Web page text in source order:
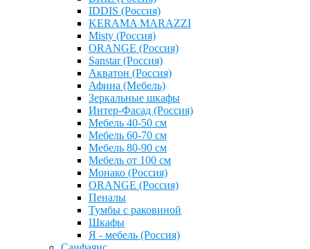
IDDIS (Россия)
KERAMA MARAZZI
Misty (Россия)
ОRANGE (Россия)
Sanstar (Россия)
Акватон (Россия)
Афина (Мебель)
Зеркальные шкафы
Интер-Фасад (Россия)
Мебель 40-50 см
Мебель 60-70 см
Мебель 80-90 см
Мебель от 100 см
Монако (Россия)
ОRANGE (Россия)
Пеналы
Тумбы с раковиной
Шкафы
Я - мебель (Россия)